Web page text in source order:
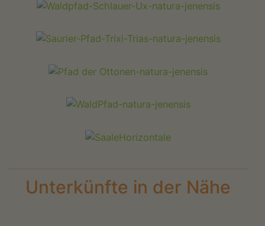
Unterkünfte in der Nähe